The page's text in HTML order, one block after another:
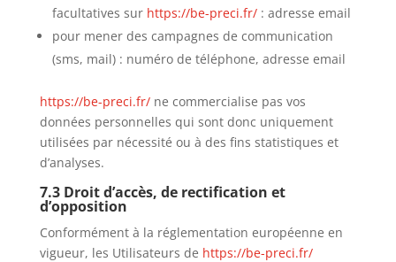
facultatives sur https://be-preci.fr/: adresse email
pour mener des campagnes de communication
(sms, mail) : numéro de téléphone, adresse email
https://be-preci.fr/ne commercialise pas vos
données personnelles qui sont donc uniquement
utilisées par nécessité ou à des fins statistiques et
d’analyses.
7.3 Droit d’accès, de rectification et
d’opposition
Conformément à la réglementation européenne en
vigueur, les Utilisateurs de https://be-preci.fr/